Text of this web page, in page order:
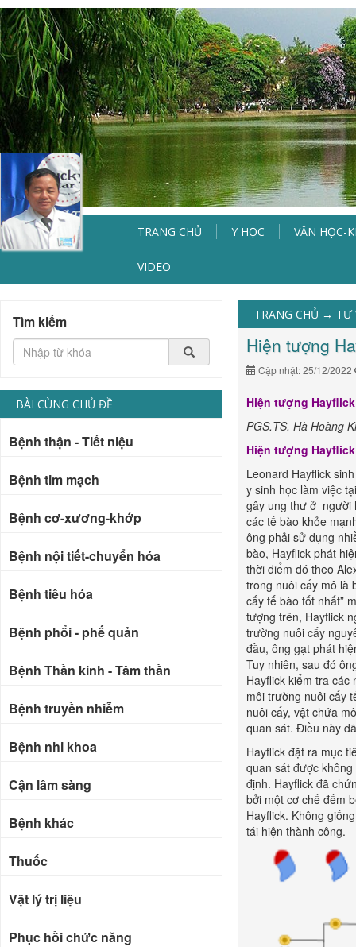
TRANG CHỦ Y HỌC VĂN HỌC-
VIDEO
TRANG CHỦ → TƯ
Hiện tượng
Cập nhật: 25/12/2022
Hiện tượng
PGS.TS. Hà Hoàng
Hiện tượng
Leonard Hayflick
y sinh học làm việc
gây ung thư ở người
các tế bào khỏe
ông phải sử dụng
bào, Hayflick phát
thời điểm đó theo
trong nuôi cấy mô là
cấy tế bào tốt nhất”
tượng trên, Hayflick
trường nuôi cấy
đầu, ông gạt phát
Tuy nhiên, sau đó
Hayflick kiểm tra
môi trường nuôi cấy
nuôi cấy, vật chứa
quan sát. Điều này
Hayflick đặt ra mục
quan sát được
định. Hayflick đã
bởi một cơ chế đếm
Hayflick. Không
tái hiện thành công.
Tìm kiếm
BÀI CÙNG CHỦ ĐỀ
Bệnh thận - Tiết niệu
Bệnh tim mạch
Bệnh cơ-xương-khớp
Bệnh nội tiết-chuyển hóa
Bệnh tiêu hóa
Bệnh phổi - phế quản
Bệnh Thần kinh - Tâm thần
Bệnh truyền nhiễm
Bệnh nhi khoa
Cận lâm sàng
Bệnh khác
Thuốc
Vật lý trị liệu
Phục hồi chức năng